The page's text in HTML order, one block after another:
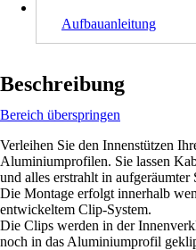
Aufbauanleitung
Beschreibung
Bereich überspringen
Verleihen Sie den Innenstützen
Aluminiumprofilen. Sie lassen
und alles erstrahlt in aufgeräumter
Die Montage erfolgt innerhalb
entwickeltem Clip-System.
Die Clips werden in der
noch in das Aluminiumprofil